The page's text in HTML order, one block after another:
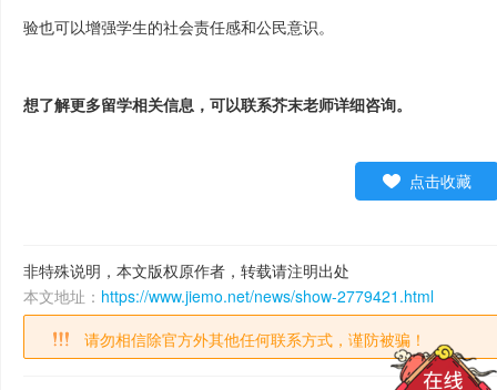
验也可以增强学生的社会责任感和公民意识。
想了解更多留学相关信息，可以联系芥末老师详细咨询。
点击收藏
非特殊说明，本文版权原作者，转载请注明出处
本文地址： https://www.jiemo.net/news/show-2779421.html
请勿相信除官方外其他任何联系方式，谨防被骗！